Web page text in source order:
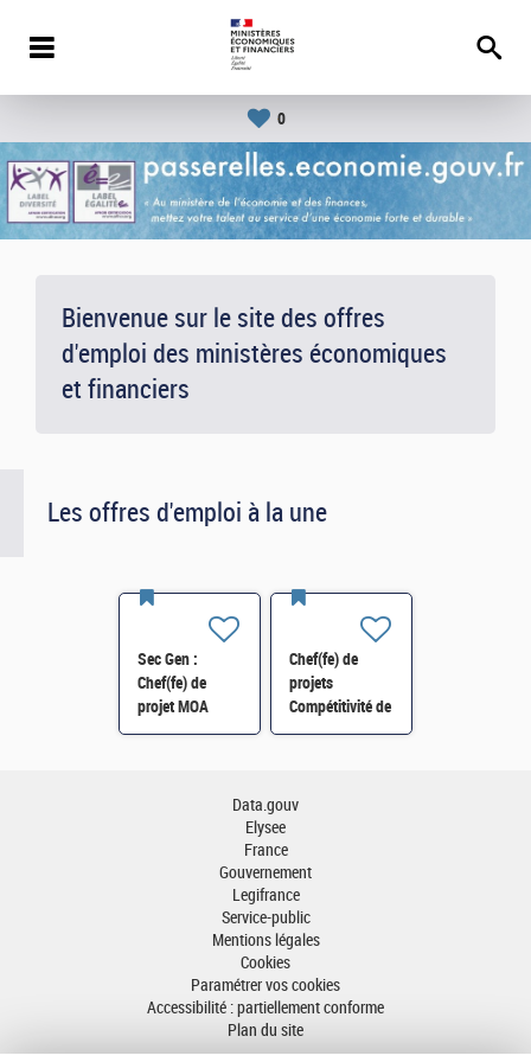
0
Bienvenue sur le site des offres
d'emploi des ministères économiques
et financiers
Les offres d'emploi à la une
Sec Gen :
Chef(fe) de
projet MOA
Innovation
Chef(fe) de
projets
Compétitivité de
l'énergie-SI-
Data.gouv
Elysee
France
Gouvernement
Legifrance
Service-public
Mentions légales
Cookies
Paramétrer vos cookies
Accessibilité : partiellement conforme
Plan du site